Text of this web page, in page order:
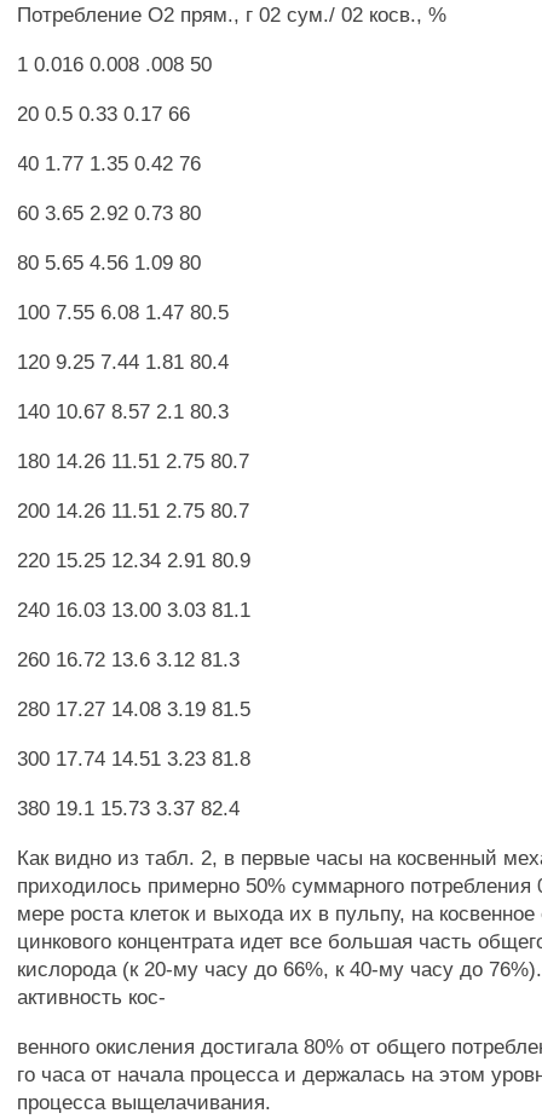
Потребление О2 прям., г 02 сум./ 02 косв., %
1 0.016 0.008 .008 50
20 0.5 0.33 0.17 66
40 1.77 1.35 0.42 76
60 3.65 2.92 0.73 80
80 5.65 4.56 1.09 80
100 7.55 6.08 1.47 80.5
120 9.25 7.44 1.81 80.4
140 10.67 8.57 2.1 80.3
180 14.26 11.51 2.75 80.7
200 14.26 11.51 2.75 80.7
220 15.25 12.34 2.91 80.9
240 16.03 13.00 3.03 81.1
260 16.72 13.6 3.12 81.3
280 17.27 14.08 3.19 81.5
300 17.74 14.51 3.23 81.8
380 19.1 15.73 3.37 82.4
Как видно из табл. 2, в первые часы на косвенный
приходилось примерно 50% суммарного потребления
мере роста клеток и выхода их в пульпу, на
цинкового концентрата идет все большая часть
кислорода (к 20-му часу до 66%, к 40-му часу до
активность кос-
венного окисления достигала 80% от общего
го часа от начала процесса и держалась на этом
процесса выщелачивания.